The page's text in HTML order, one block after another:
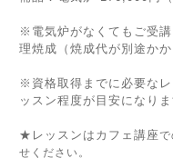
※電気炉がなくてもご受
理焼成（焼成代が別途か
※資格取得までに必要な
ッスン程度が目安になりま
★レッスンはカフェ講座
せください。